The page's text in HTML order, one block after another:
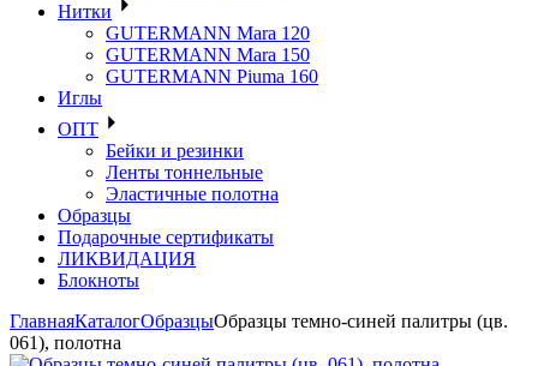
Нитки
GUTERMANN Mara 120
GUTERMANN Mara 150
GUTERMANN Piuma 160
Иглы
ОПТ
Бейки и резинки
Ленты тоннельные
Эластичные полотна
Образцы
Подарочные сертификаты
ЛИКВИДАЦИЯ
Блокноты
ГлавнаяКаталогОбразцыОбразцы темно-синей палитры (цв.
061), полотна